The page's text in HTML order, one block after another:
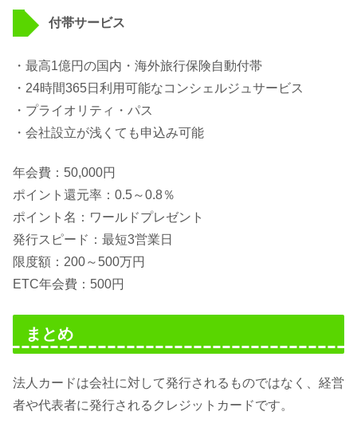
付帯サービス
・最高1億円の国内・海外旅行保険自動付帯
・24時間365日利用可能なコンシェルジュサービス
・プライオリティ・パス
・会社設立が浅くても申込み可能
年会費：50,000円
ポイント還元率：0.5～0.8％
ポイント名：ワールドプレゼント
発行スピード：最短3営業日
限度額：200～500万円
ETC年会費：500円
まとめ
法人カードは会社に対して発行されるものではなく、経営
者や代表者に発行されるクレジットカードです。